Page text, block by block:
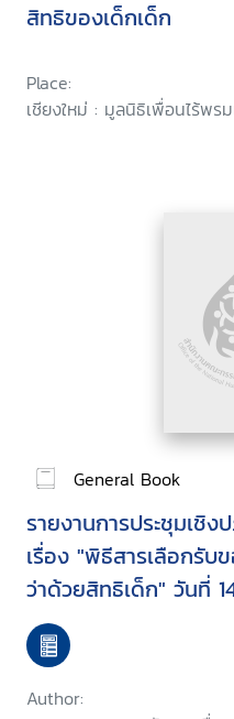
สิทธิของเด็กเด็ก
Place:
เชียงใหม่ : มูลนิธิเพื่อนไร้พร
General Book
รายงานการประชุมเชิง
เรื่อง "พิธีสารเลือกรั
ว่าด้วยสิทธิเด็ก" วันที่
2544
Author: